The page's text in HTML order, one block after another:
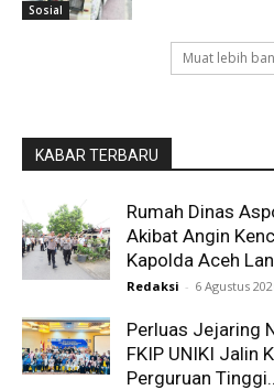
Sosial
Muat lebih
KABAR TERBARU
Rumah Dinas
Akibat Angin
Kapolda Aceh
Redaksi - 6 Agustus
Perluas Jejaring
FKIP UNIKI Jalin
Perguruan